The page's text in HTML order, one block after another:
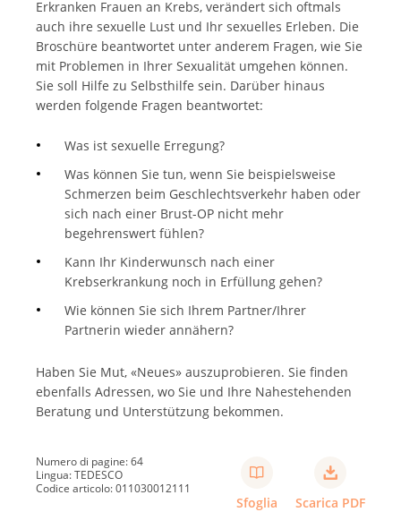
Erkranken Frauen an Krebs, verändert sich oftmals
auch ihre sexuelle Lust und Ihr sexuelles Erleben. Die
Broschüre beantwortet unter anderem Fragen, wie Sie
mit Problemen in Ihrer Sexualität umgehen können.
Sie soll Hilfe zu Selbsthilfe sein. Darüber hinaus
werden folgende Fragen beantwortet:
Was ist sexuelle Erregung?
Was können Sie tun, wenn Sie beispielsweise
Schmerzen beim Geschlechtsverkehr haben oder
sich nach einer Brust-OP nicht mehr
begehrenswert fühlen?
Kann Ihr Kinderwunsch nach einer
Krebserkrankung noch in Erfüllung gehen?
Wie können Sie sich Ihrem Partner/Ihrer
Partnerin wieder annähern?
Haben Sie Mut, «Neues» auszuprobieren. Sie finden
ebenfalls Adressen, wo Sie und Ihre Nahestehenden
Beratung und Unterstützung bekommen.
Numero di pagine: 64
Lingua: TEDESCO
Codice articolo: 011030012111
Sfoglia Scarica PDF